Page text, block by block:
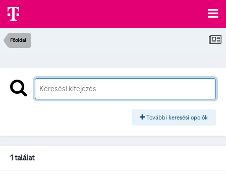
Főoldal
További keresési opciók
1 találat